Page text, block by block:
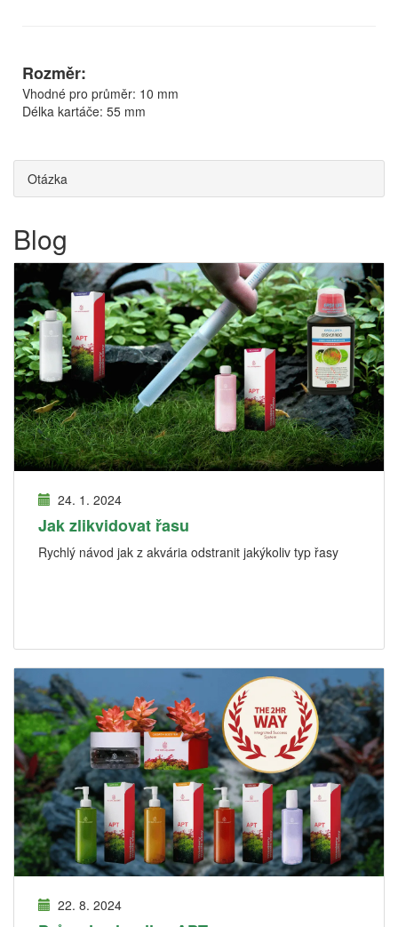
Rozměr:
Vhodné pro průměr: 10 mm
Délka kartáče: 55 mm
Otázka
Blog
24. 1. 2024
Jak zlikvidovat řasu
Rychlý návod jak z akvária odstranit jakýkoliv typ řasy
22. 8. 2024